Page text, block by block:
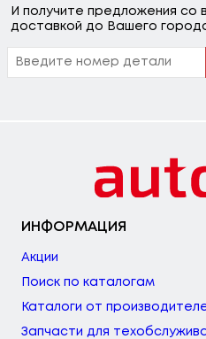
И получите предложения со
доставкой до Вашего
ИНФОРМАЦИЯ
Акции
Поиск по каталогам
Каталоги от
Запчасти для